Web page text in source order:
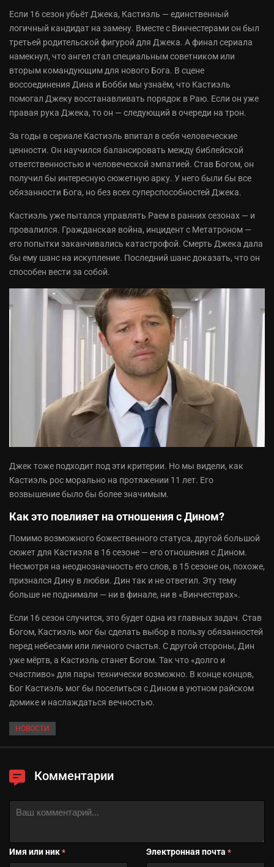
Если 16 сезон убьёт Джека, Кастиэль — единственный
логичный кандидат на замену. Вместе с Винчестерами он был
третьей родительской фигурой для Джека. А финал сериала
намекнул, что ангел стал специальным советником или
вторым командующим для нового Бога. В сцене
воссоединения Дина и Бобби мы узнаём, что Кастиэль
помогал Джеку восстанавливать порядок в Раю. Если он уже
правая рука Джека, то он — следующий в очереди на трон.
За годы в сериале Кастиэль впитал в себя человеческие
ценности. Он научился балансировать между библейской
ответственностью и человеческой эмпатией. Став Богом, он
получил бы интересную сюжетную арку. У него были бы все
обязанности Бога, но без всех суперспособностей Джека.
Кастиэль уже пытался управлять Раем в ранних сезонах — и
провалился. Гражданская война, инцидент с Метaтроном —
его попытки заканчивались катастрофой. Смерть Джека дала
бы ему шанс на искупление. Последний шанс доказать, что он
способен вести за собой.
Джек тоже подходит под эти критерии. Но мы видели, как
Кастиэль рос морально на протяжении 11 лет. Его
возвышение было бы более значимым.
Как это повлияет на отношения с Дином?
Помимо возможного божественного статуса, другой большой
сюжет для Кастиэля в 16 сезоне — его отношения с Дином.
Несмотря на неоднозначность его слов, в 15 сезоне он, похоже,
признался Дину в любви. Дин так и не ответил. Эту тему
больше не поднимали — ни в финале, ни в «Винчестерах».
Если 16 сезон случится, это будет одна из главных задач. Став
Богом, Кастиэль мог бы сделать выбор в пользу обязанностей
перед небесами или личного счастья. С другой стороны, Дин
уже мёртв, а Кастиэль станет Богом. Так что «долго и
счастливо» для пары технически возможно. В конце концов,
Бог Кастиэль мог бы поселиться с Дином в уютном райском
домике и наслаждаться вечностью.
НОВОСТИ
Комментарии
Имя или ник * Электронная почта *